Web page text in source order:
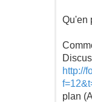
Qu'en
http://
plan